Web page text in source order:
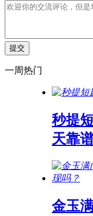
一周热门
秒提
天靠
金玉